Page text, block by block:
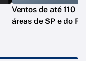
Ventos de até 110
áreas de SP e do Rio